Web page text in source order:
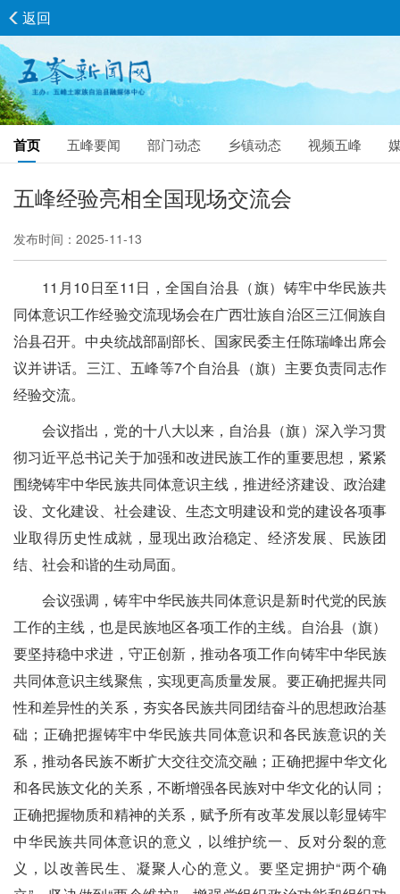
首页 五峰要闻 部门动态 乡镇动态 视频五峰
返回
五峰经验亮相全国现场交流会
发布时间：2025-11-13
11月10日至11日，全国自治县（旗）铸牢中华民族共
同体意识工作经验交流现场会在广西壮族自治区三江侗族自
治县召开。中央统战部副部长、国家民委主任陈瑞峰出席会
议并讲话。三江、五峰等7个自治县（旗）主要负责同志作
经验交流。
会议指出，党的十八大以来，自治县（旗）深入学习贯
彻习近平总书记关于加强和改进民族工作的重要思想，紧紧
围绕铸牢中华民族共同体意识主线，推进经济建设、政治建
设、文化建设、社会建设、生态文明建设和党的建设各项事
业取得历史性成就，显现出政治稳定、经济发展、民族团
结、社会和谐的生动局面。
会议强调，铸牢中华民族共同体意识是新时代党的民族
工作的主线，也是民族地区各项工作的主线。自治县（旗）
要坚持稳中求进，守正创新，推动各项工作向铸牢中华民族
共同体意识主线聚焦，实现更高质量发展。要正确把握共同
性和差异性的关系，夯实各民族共同团结奋斗的思想政治基
础；正确把握铸牢中华民族共同体意识和各民族意识的关
系，推动各民族不断扩大交往交流交融；正确把握中华文化
和各民族文化的关系，不断增强各民族对中华文化的认同；
正确把握物质和精神的关系，赋予所有改革发展以彰显铸牢
中华民族共同体意识的意义，以维护统一、反对分裂的意
义，以改善民生、凝聚人心的意义。要坚定拥护“两个确